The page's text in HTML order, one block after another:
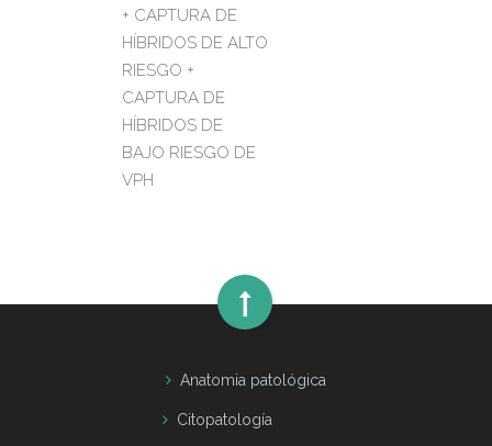
+ CAPTURA DE
HÍBRIDOS DE ALTO
RIESGO +
CAPTURA DE
HÍBRIDOS DE
BAJO RIESGO DE
VPH
Anatomia patológica
Citopatología